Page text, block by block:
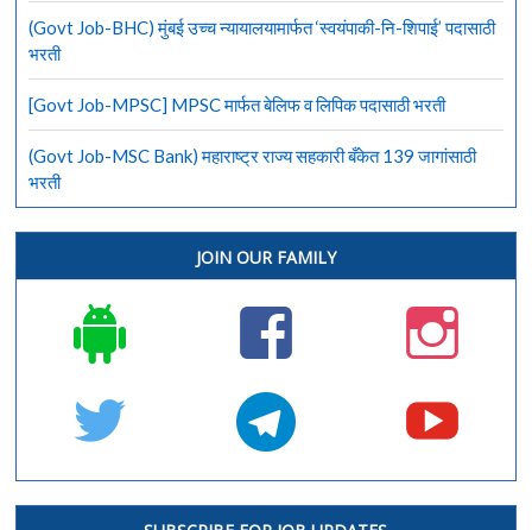
(Govt Job-BHC) मुंबई उच्च न्यायालयामार्फत ‘स्वयंपाकी-नि-शिपाई’ पदासाठी
भरती
[Govt Job-MPSC] MPSC मार्फत बेलिफ व लिपिक पदासाठी भरती
(Govt Job-MSC Bank) महाराष्ट्र राज्य सहकारी बँकेत 139 जागांसाठी
भरती
JOIN OUR FAMILY